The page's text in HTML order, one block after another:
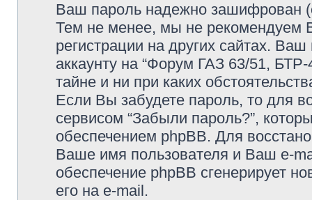
Ваш пароль надежно зашифрован
Тем не менее, мы не рекомендуем
регистрации на других сайтах.
аккаунту на “Форум ГАЗ 63/51,
тайне и ни при каких
Если Вы забудете пароль, то для
сервисом “Забыли пароль?”,
обеспечением phpBB. Для
Ваше имя пользователя и Ваш e-
обеспечение phpBB сгенерирует
его на e-mail.